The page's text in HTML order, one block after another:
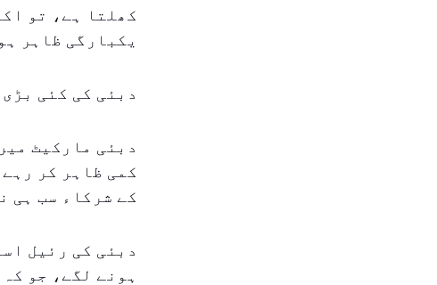
کھلتا ہے، تو
یکبارگی ظاہر
دبئی کی کئی
دبئی مارکیٹ
کمی ظاہر کر
کے شرکاء سب ہی
دبئی کی رئیل
ہونے لگے، جو